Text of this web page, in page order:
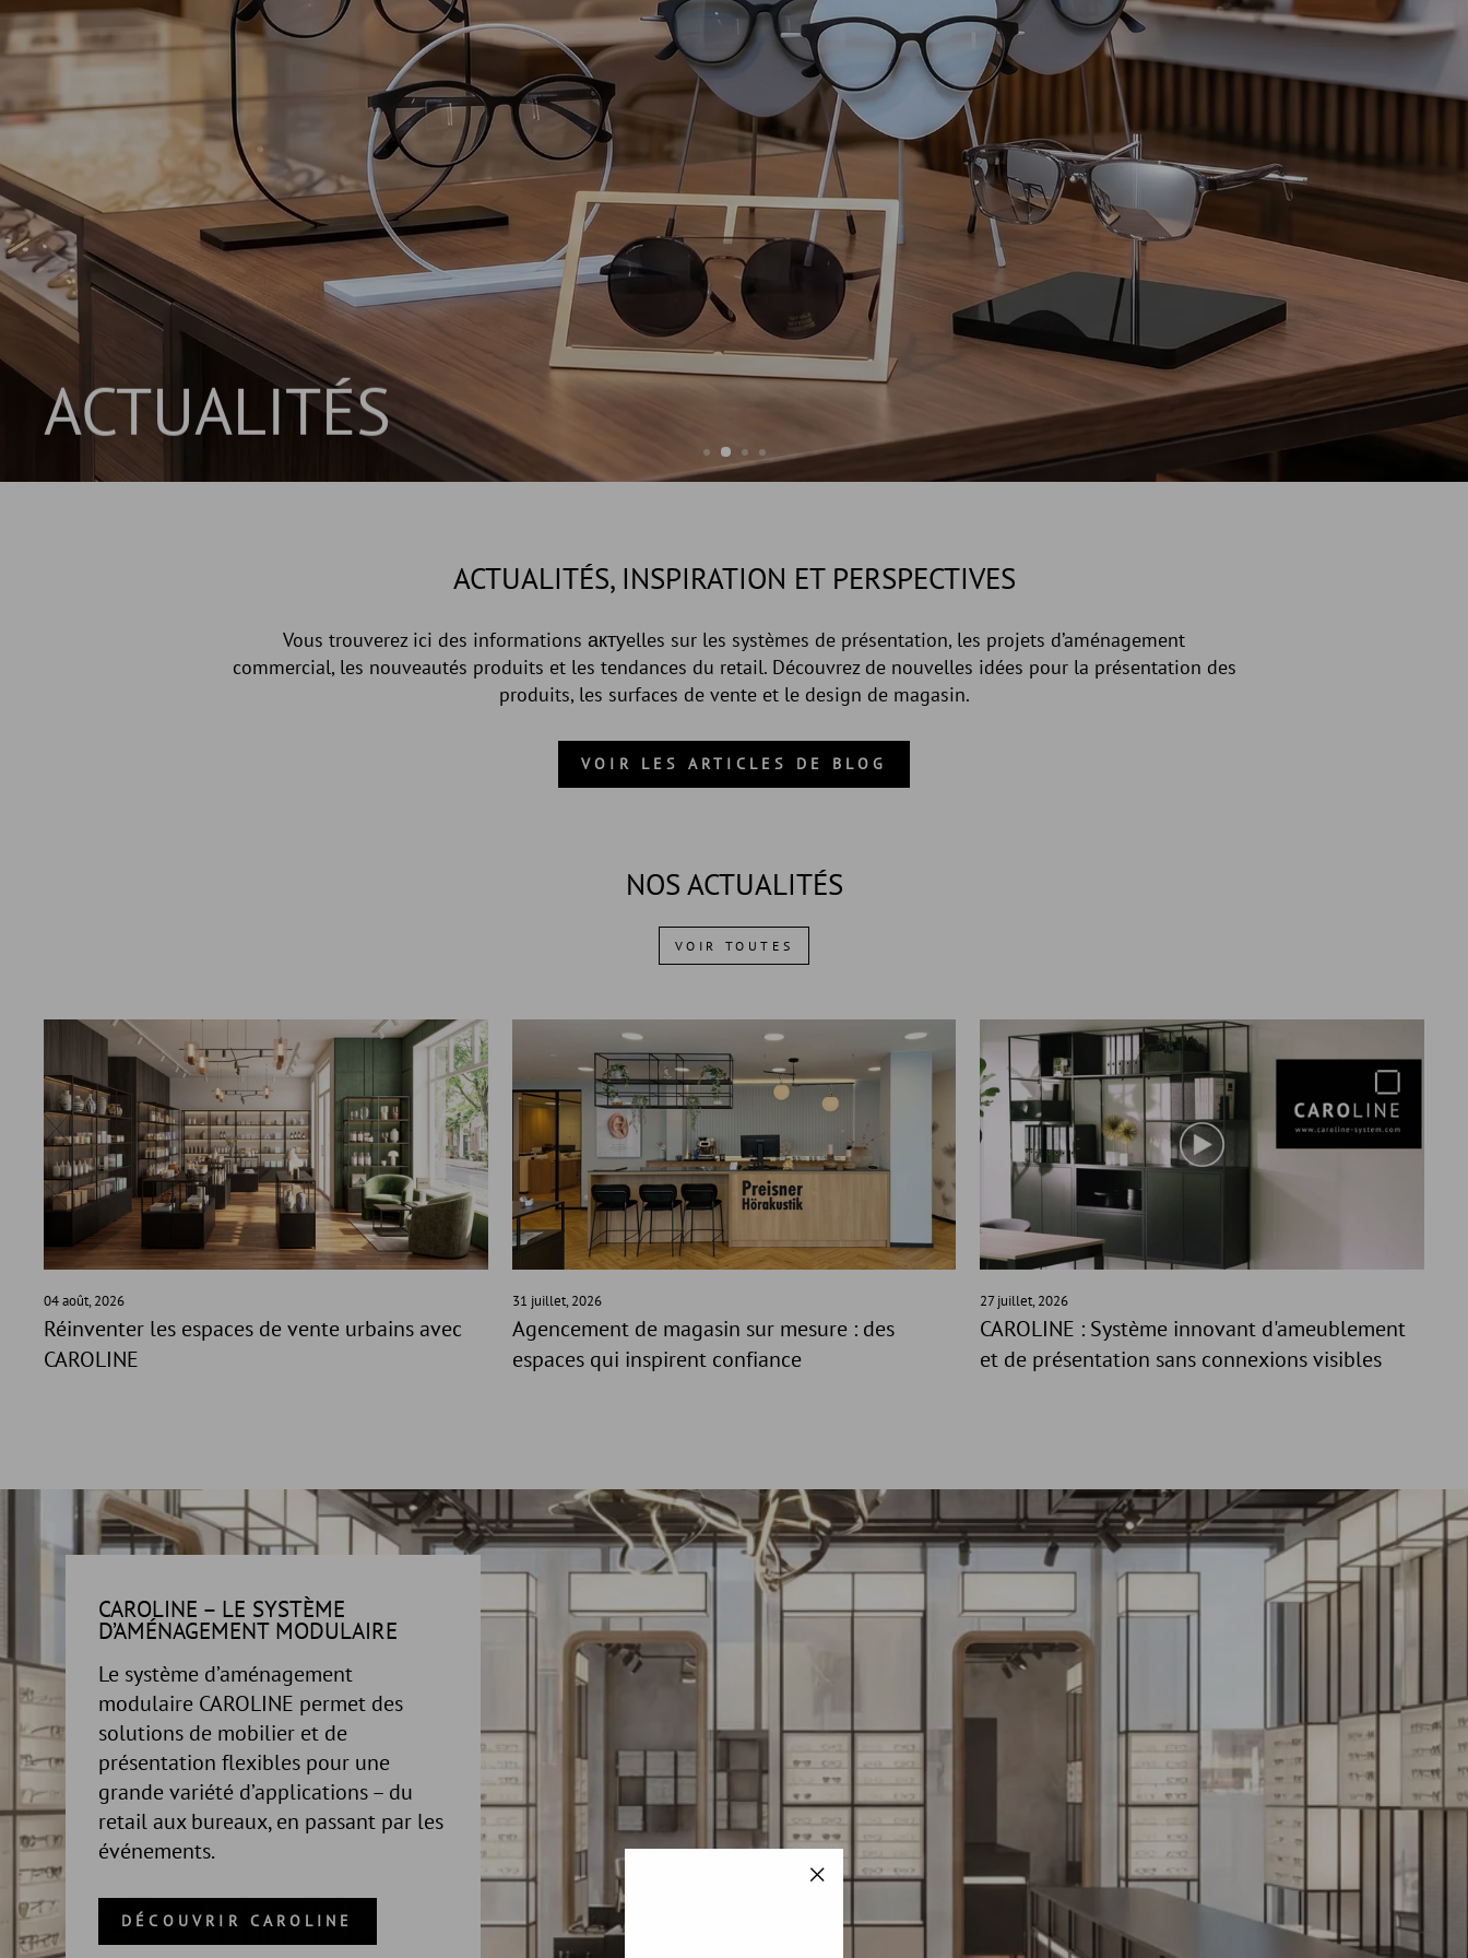
(Esc)"
ACTUALITÉS
ACTUALITÉS, INSPIRATION ET PERSPECTIVES
Vous trouverez ici des informations актуelles sur les systèmes de présentation, les projets d’aménagement
commercial, les nouveautés produits et les tendances du retail. Découvrez de nouvelles idées pour la présentation des
produits, les surfaces de vente et le design de magasin.
VOIR LES ARTICLES DE BLOG
NOS ACTUALITÉS
VOIR TOUTES
04 août, 2026
Réinventer les espaces de vente urbains avec
CAROLINE
31 juillet, 2026
Agencement de magasin sur mesure : des
espaces qui inspirent confiance
27 juillet, 2026
CAROLINE : Système innovant d'ameublement
et de présentation sans connexions visibles
CAROLINE – LE SYSTÈME
D’AMÉNAGEMENT MODULAIRE
Le système d’aménagement
modulaire CAROLINE permet des
solutions de mobilier et de
présentation flexibles pour une
grande variété d’applications – du
retail aux bureaux, en passant par les
événements.
DÉCOUVRIR CAROLINE